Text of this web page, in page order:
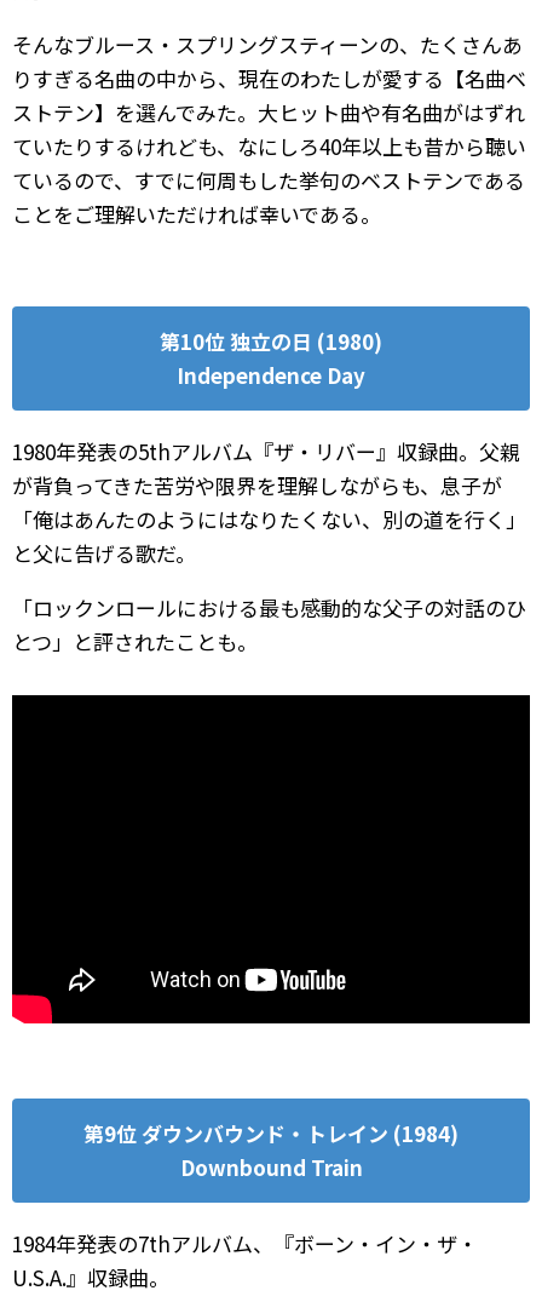
そんなブルース・スプリングスティーンの、たくさんあ
りすぎる名曲の中から、現在のわたしが愛する【名曲ベ
ストテン】を選んでみた。大ヒット曲や有名曲がはずれ
ていたりするけれども、なにしろ40年以上も昔から聴い
ているので、すでに何周もした挙句のベストテンである
ことをご理解いただければ幸いである。
第10位 独立の日 (1980)
Independence Day
1980年発表の5thアルバム『ザ・リバー』収録曲。父親
が背負ってきた苦労や限界を理解しながらも、息子が
「俺はあんたのようにはなりたくない、別の道を行く」
と父に告げる歌だ。
「ロックンロールにおける最も感動的な父子の対話のひ
とつ」と評されたことも。
第9位 ダウンバウンド・トレイン (1984)
Downbound Train
1984年発表の7thアルバム、『ボーン・イン・ザ・
U.S.A.』収録曲。